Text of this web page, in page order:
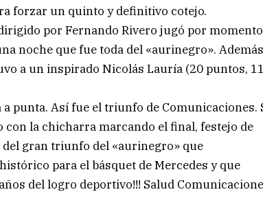
forzar un quinto y definitivo cotejo.
por Fernando Rivero jugó por
noche que fue toda del «aurinegro».
a un inspirado Nicolás Lauría (20 puntos, 11
punta. Así fue el triunfo de Comunicaciones.
la chicharra marcando el final, festejo de
gran triunfo del «aurinegro» que
para el básquet de Mercedes y que
del logro deportivo!!! Salud